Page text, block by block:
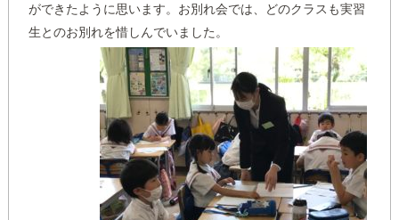
ができたように思います。お別れ会では、どのクラスも実習
生とのお別れを惜しんでいました。